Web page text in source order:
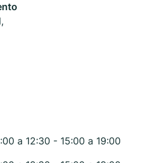
a 12:30 - 15:00 a 19:00